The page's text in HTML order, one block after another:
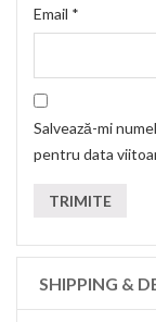
Email *
Salvează-mi
pentru data
SHIPPING &